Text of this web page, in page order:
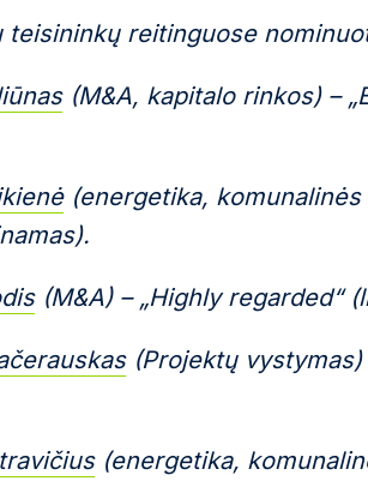
teisininkų reitinguose
(M&A, kapitalo rinkos) –
(energetika, komunalinės
(M&A) – „Highly regarded“
(Projektų vystymas)
(energetika,